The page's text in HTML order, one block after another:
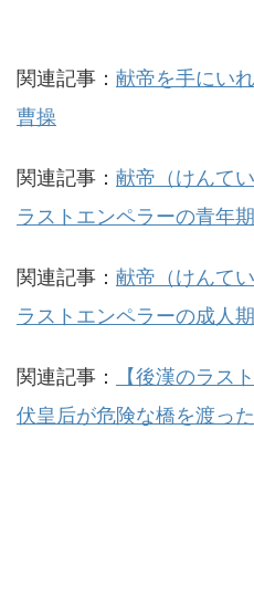
関連記事： 献帝を手にい
曹操
関連記事： 献帝（けんて
ラストエンペラーの青年期
関連記事： 献帝（けんて
ラストエンペラーの成人期
関連記事：
【後漢のラス
伏皇后が危険な橋を渡った